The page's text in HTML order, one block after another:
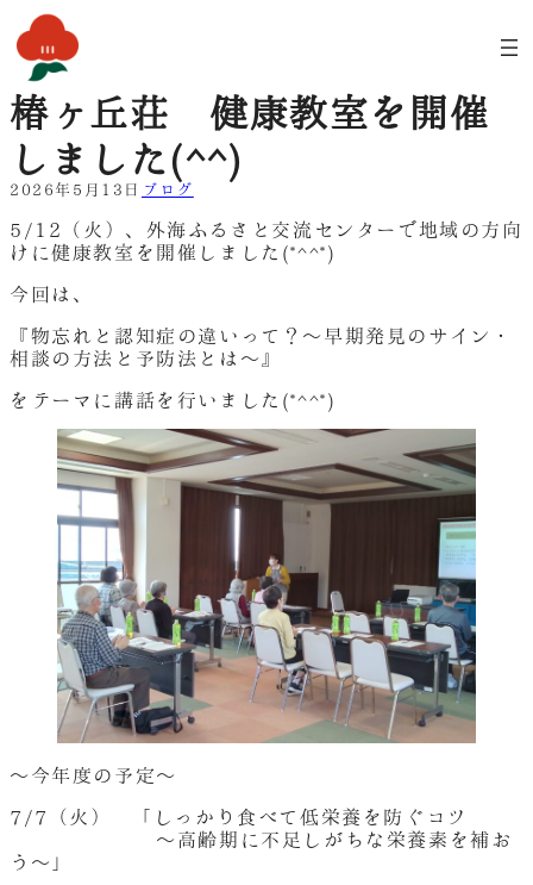
容
を
ス
キ
ッ
プ
椿ヶ丘荘 健康教室を開催
しました(^^)
2026年5月13日 ブログ
5/12（火）、外海ふるさと交流センターで地域の方向
けに健康教室を開催しました(*^^*)
今回は、
『物忘れと認知症の違いって？～早期発見のサイン・
相談の方法と予防法とは～』
をテーマに講話を行いました(*^^*)
～今年度の予定～
7/7（火） 「しっかり食べて低栄養を防ぐコツ
～高齢期に不足しがちな栄養素を補お
う～」